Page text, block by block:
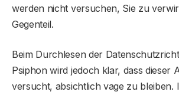
werden nicht versuchen, Sie zu
Gegenteil.
Beim Durchlesen der
Psiphon wird jedoch klar, dass dieser
versucht, absichtlich vage zu bleiben.